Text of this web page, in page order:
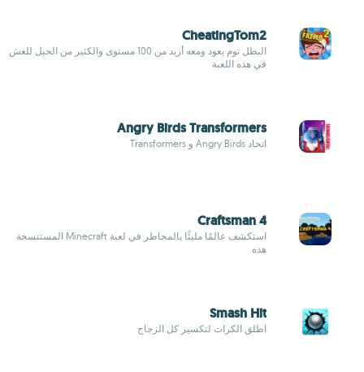
CheatingTom2
البطل توم يعود ومعه أزيد من 100 مستوى والكثير من الحيل للغش
في هذه اللعبة
Angry Birds Transformers
اتحاد Angry Birds و Transformers
Craftsman 4
استكشف عالمًا مليئًا بالمخاطر في لعبة Minecraft المستنسخة
هذه
Smash Hit
اطلق الكرات لتكسير كل الزجاج